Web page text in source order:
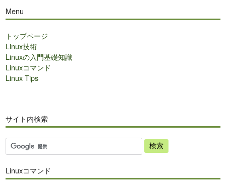
Menu
トップページ
Linux技術
Linuxの入門基礎知識
Linuxコマンド
Linux Tips
サイト内検索
サ
イ
内
Linuxコマンド